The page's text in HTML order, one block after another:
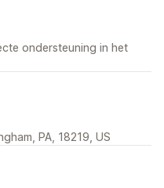
ondersteuning in het
PA, 18219, US